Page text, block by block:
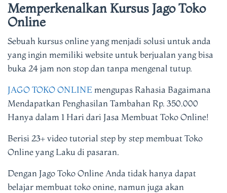
Memperkenalkan Kursus Jago Toko
Online
Sebuah kursus online yang menjadi solusi untuk anda
yang ingin memiliki website untuk berjualan yang bisa
buka 24 jam non stop dan tanpa mengenal tutup.
JAGO TOKO ONLINE mengupas Rahasia Bagaimana
Mendapatkan Penghasilan Tambahan Rp. 350.000
Hanya dalam 1 Hari dari Jasa Membuat Toko Online!
Berisi 23+ video tutorial step by step membuat Toko
Online yang Laku di pasaran.
Dengan Jago Toko Online Anda tidak hanya dapat
belajar membuat toko onine, namun juga akan